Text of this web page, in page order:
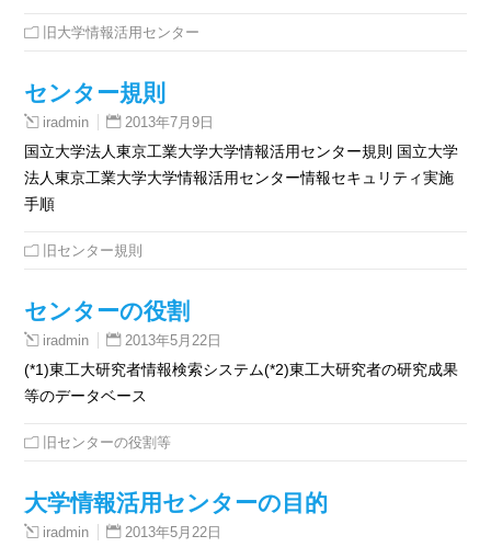
旧大学情報活用センター
センター規則
iradmin 2013年7月9日
国立大学法人東京工業大学大学情報活用センター規則 国立大学
法人東京工業大学大学情報活用センター情報セキュリティ実施
手順
旧センター規則
センターの役割
iradmin 2013年5月22日
(*1)東工大研究者情報検索システム(*2)東工大研究者の研究成果
等のデータベース
旧センターの役割等
大学情報活用センターの目的
iradmin 2013年5月22日